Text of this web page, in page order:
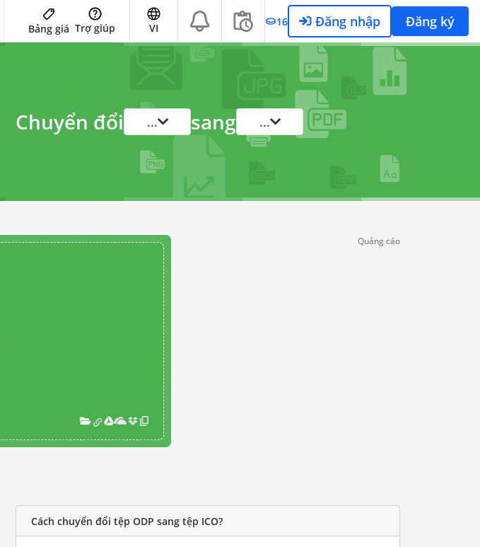
Bảng giá Trợ giúp VI 16 Đăng nhập Đăng ký
Chuyển đổi ... sang ...
Quảng cáo
Cách chuyển đổi tệp ODP sang tệp ICO?